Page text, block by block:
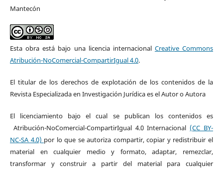
Mantecón
Esta obra está bajo una licencia internacional Creative Commons
Atribución-NoComercial-CompartirIgual 4.0.
El titular de los derechos de explotación de los contenidos de la
Revista Especializada en Investigación Jurídica es el Autor o Autora
El licenciamiento bajo el cual se publican los contenidos es
Atribución-NoComercial-CompartirIgual 4.0 Internacional(CC BY-
NC-SA 4.0) por lo que se autoriza compartir, copiar y redistribuir el
material en cualquier medio y formato, adaptar, remezclar,
transformar y construir a partir del material para cualquier